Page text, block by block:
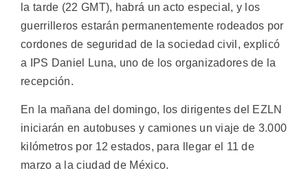
la tarde (22 GMT), habrá un acto especial, y los
guerrilleros estarán permanentemente rodeados por
cordones de seguridad de la sociedad civil, explicó
a IPS Daniel Luna, uno de los organizadores de la
recepción.
En la mañana del domingo, los dirigentes del EZLN
iniciarán en autobuses y camiones un viaje de 3.000
kilómetros por 12 estados, para llegar el 11 de
marzo a la ciudad de México.